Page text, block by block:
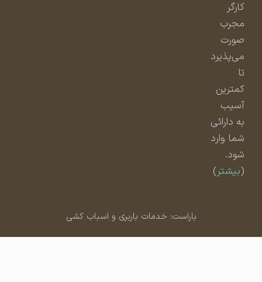
مجرب
صورت
می‌پذیرد
کمترین
آسیب
به دارائی
شما وارد
شود.
بیشتر)
باراست: خدمات باربری و اسباب کشی